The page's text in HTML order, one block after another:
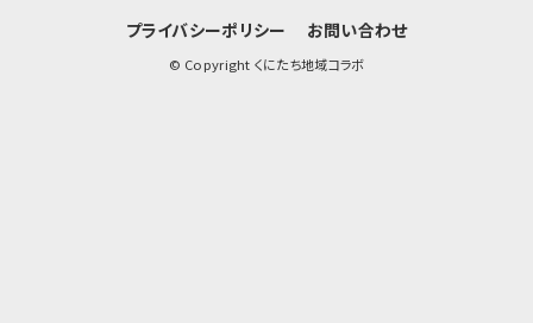
プライバシーポリシー お問い合わせ
© Copyright くにたち地域コラボ